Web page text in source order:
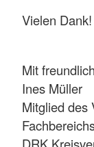
Vielen Dank!
Mit
Ines Müller
Mitglied des